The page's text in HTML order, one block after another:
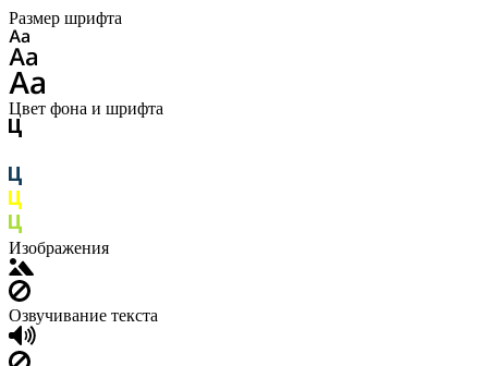
Размер шрифта
Цвет фона и шрифта
Изображения
Озвучивание текста